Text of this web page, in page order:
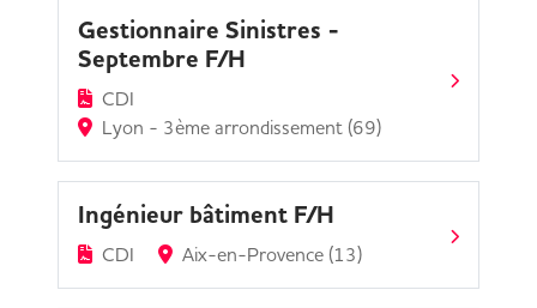
Gestionnaire Sinistres -
Septembre F/H
CDI
Lyon - 3ème arrondissement (69)
Ingénieur bâtiment F/H
CDI Aix-en-Provence (13)